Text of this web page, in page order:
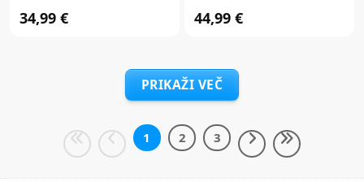
34,99 € 44,99 €
PRIKAŽI VEČ
1 2 3